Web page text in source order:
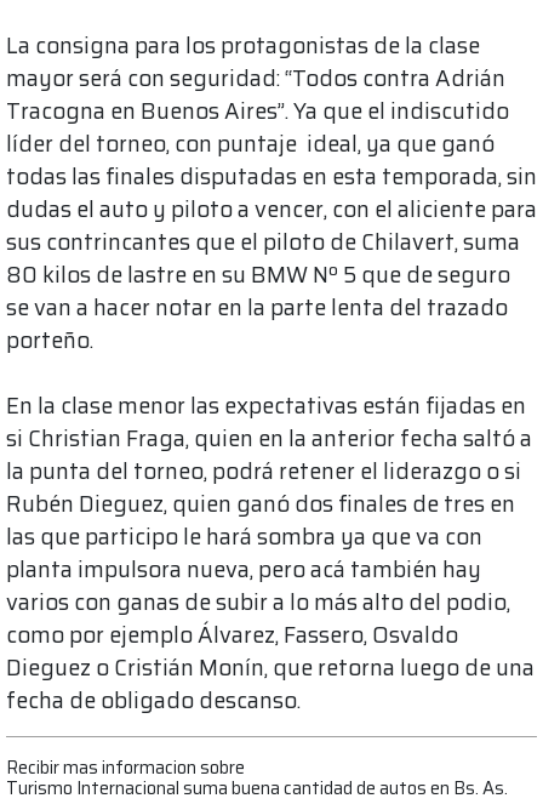
La consigna para los protagonistas de la clase
mayor será con seguridad: “Todos contra Adrián
Tracogna en Buenos Aires”. Ya que el indiscutido
líder del torneo, con puntaje ideal, ya que ganó
todas las finales disputadas en esta temporada, sin
dudas el auto y piloto a vencer, con el aliciente para
sus contrincantes que el piloto de Chilavert, suma
80 kilos de lastre en su BMW Nº 5 que de seguro
se van a hacer notar en la parte lenta del trazado
porteño.
En la clase menor las expectativas están fijadas en
si Christian Fraga, quien en la anterior fecha saltó a
la punta del torneo, podrá retener el liderazgo o si
Rubén Dieguez, quien ganó dos finales de tres en
las que participo le hará sombra ya que va con
planta impulsora nueva, pero acá también hay
varios con ganas de subir a lo más alto del podio,
como por ejemplo Álvarez, Fassero, Osvaldo
Dieguez o Cristián Monín, que retorna luego de una
fecha de obligado descanso.
Recibir mas informacion sobre
Turismo Internacional suma buena cantidad de autos en Bs. As.